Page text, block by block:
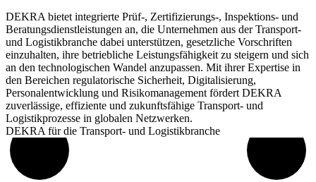
DEKRA bietet integrierte Prüf-, Zertifizierungs-, Inspektions- und
Beratungsdienstleistungen an, die Unternehmen aus der Transport-
und Logistikbranche dabei unterstützen, gesetzliche Vorschriften
einzuhalten, ihre betriebliche Leistungsfähigkeit zu steigern und sich
an den technologischen Wandel anzupassen. Mit ihrer Expertise in
den Bereichen regulatorische Sicherheit, Digitalisierung,
Personalentwicklung und Risikomanagement fördert DEKRA
zuverlässige, effiziente und zukunftsfähige Transport- und
Logistikprozesse in globalen Netzwerken.
DEKRA für die Transport- und Logistikbranche